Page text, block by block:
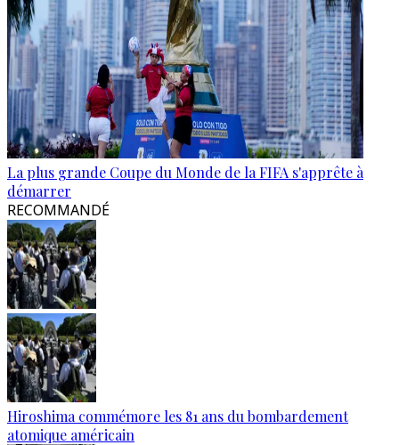
La plus grande Coupe du Monde de la FIFA s'apprête à
démarrer
RECOMMANDÉ
Hiroshima commémore les 81 ans du bombardement
atomique américain